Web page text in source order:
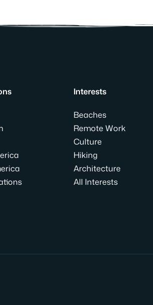
Interests
Beaches
Remote Work
Culture
Hiking
Architecture
All Interests